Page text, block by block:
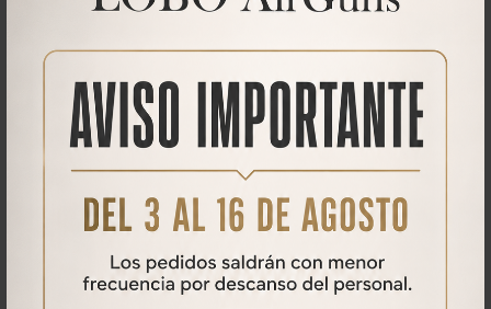
JSB EXACT MONSTER 4,5 MM
Balines JSB Exact Monster 4,5 mm
14,00 €